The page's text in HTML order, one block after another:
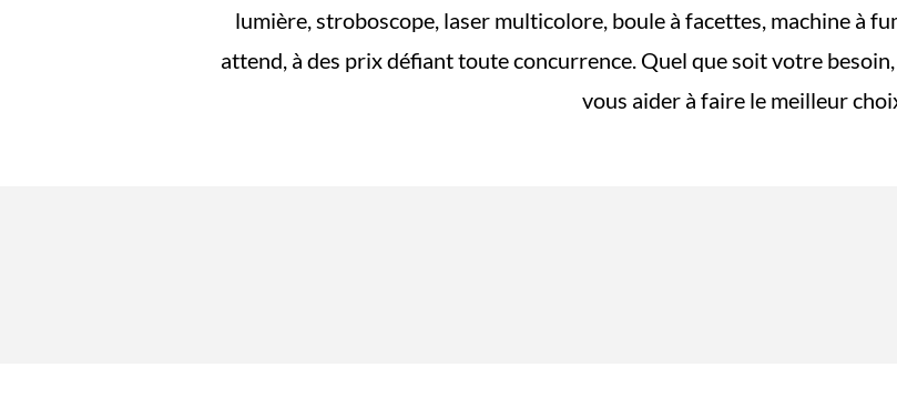
lumière, stroboscope, laser multicolore, boule à facettes, machine à
attend, à des prix défiant toute concurrence. Quel que soit votre
vous aider à faire le meilleur